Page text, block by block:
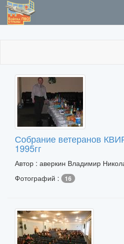
Собрание ветеранов
1995гг
Автор : аверкин Владимир
Фотографий :
16